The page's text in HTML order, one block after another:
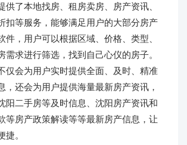
供了本地找房、租房卖房、房产资讯、
扣等服务，能够满足用户的大部分房产
件，用户可以根据区域、价格、类型、
需求进行筛选，找到自己心仪的房子。
仅会为用户实时提供全面、及时、精准
，还会为用户提供海量最新房产资讯，
阳二手房等及时信息、沈阳房产资讯和
等房产政策解读等等最新房产信息，让
捷。